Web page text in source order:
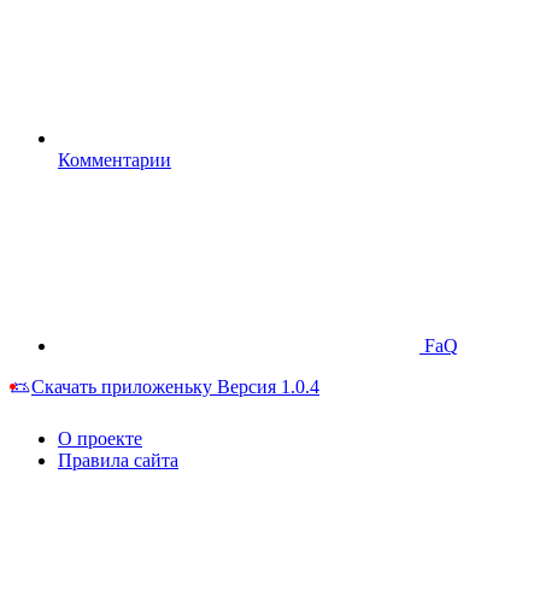
Комментарии
FaQ
Скачать приложеньку Версия 1.0.4
О проекте
Правила сайта